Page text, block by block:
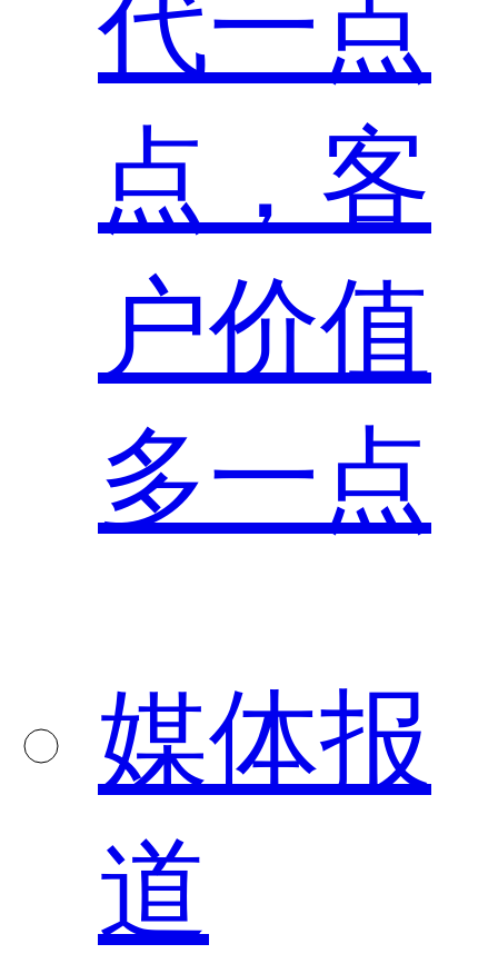
代一点
点，客
户价值
多一点
媒体报
道